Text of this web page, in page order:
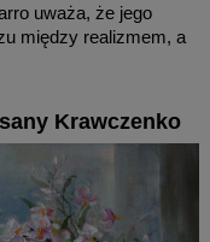
uważa, że jego
między realizmem, a
Krawczenko